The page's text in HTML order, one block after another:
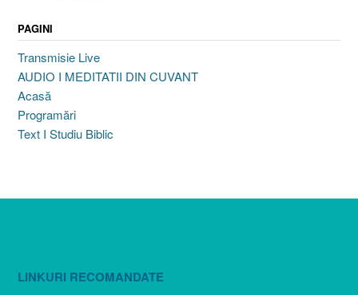
PAGINI
Transmisie Live
AUDIO I MEDITATII DIN CUVANT
Acasă
Programări
Text I Studiu Biblic
LINKURI RECOMANDATE